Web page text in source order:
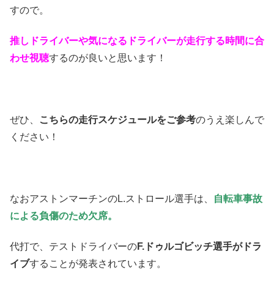
すので。
推しドライバーや気になるドライバーが走行する時間に合
わせ視聴するのが良いと思います！
ぜひ、 こちらの走行スケジュールをご参考のうえ楽しんで
ください！
なおアストンマーチンのL.ストロール選手は、
自転車事故
による負傷のため欠席。
代打で、テストドライバーのF.ドゥルゴビッチ選手がドラ
イブすることが発表されています。